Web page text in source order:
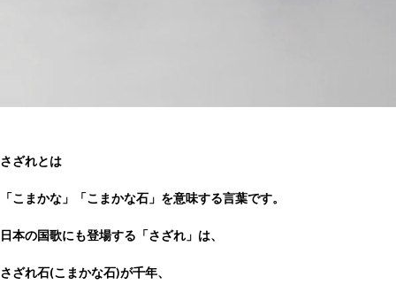
さざれとは
「こまかな」「こまかな石」を意味する言葉です。
日本の国歌にも登場する「さざれ」は、
さざれ石(こまかな石)が千年、